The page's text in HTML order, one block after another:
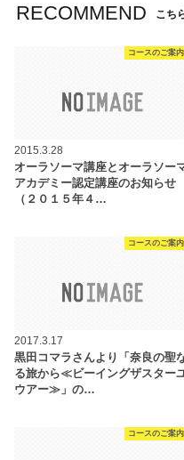
RECOMMEND こち
コースのご案内
2015.3.28
オーラソーマ講座とオーラソー
アカデミー認定講座のお知らせ
（２０１５年４…
コースのご案内
2017.3.17
黒田コマラさんより「奈良の聖
る旅から≪ビーイングザスター
ウアー≫」の…
コースのご案内